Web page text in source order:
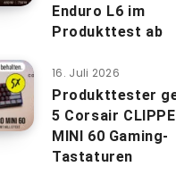
Enduro L6 im
Produkttest ab
16. Juli 2026
Produkttester
5 Corsair
MINI 60 Gaming-
Tastaturen